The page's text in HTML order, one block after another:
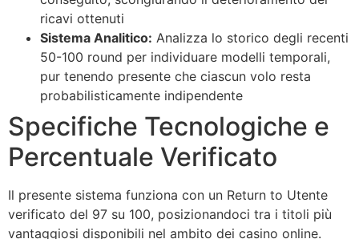
ricavi ottenuti
Sistema Analitico: Analizza lo storico degli recenti
50-100 round per individuare modelli temporali,
pur tenendo presente che ciascun volo resta
probabilisticamente indipendente
Specifiche Tecnologiche e
Percentuale Verificato
Il presente sistema funziona con un Return to Utente
verificato del 97 su 100, posizionandoci tra i titoli più
vantaggiosi disponibili nel ambito dei casino online.